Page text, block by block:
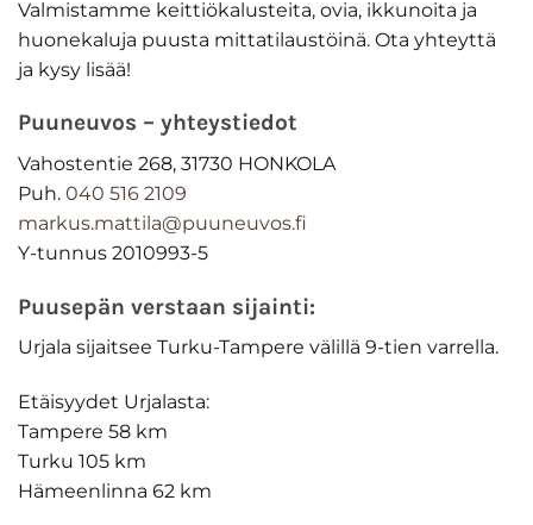
Valmistamme keittiökalusteita, ovia, ikkunoita ja
huonekaluja puusta mittatilaustöinä. Ota yhteyttä
ja kysy lisää!
Puuneuvos – yhteystiedot
Vahostentie 268, 31730 HONKOLA
Puh. 040 516 2109
markus.mattila@puuneuvos.fi
Y-tunnus 2010993-5
Puusepän verstaan sijainti:
Urjala sijaitsee Turku-Tampere välillä 9-tien varrella.
Etäisyydet Urjalasta:
Tampere 58 km
Turku 105 km
Hämeenlinna 62 km